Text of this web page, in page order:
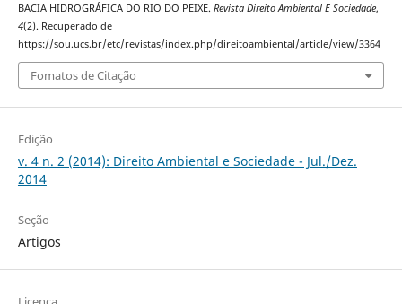
BACIA HIDROGRÁFICA DO RIO DO PEIXE. Revista Direito Ambiental E Sociedade,
4(2). Recuperado de
https://sou.ucs.br/etc/revistas/index.php/direitoambiental/article/view/3364
Fomatos de Citação
Edição
v. 4 n. 2 (2014): Direito Ambiental e Sociedade - Jul./Dez.
2014
Seção
Artigos